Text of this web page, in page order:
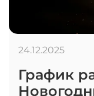
График
24.12.2025